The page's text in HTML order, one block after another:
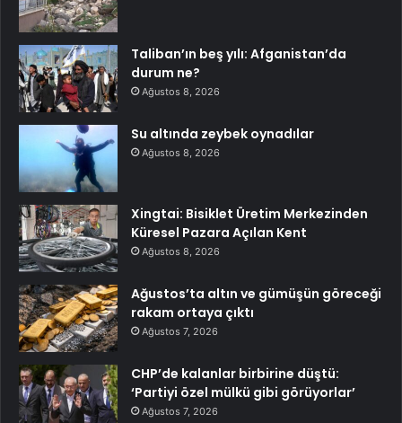
Taliban’ın beş yılı: Afganistan’da
durum ne?
Ağustos 8, 2026
Su altında zeybek oynadılar
Ağustos 8, 2026
Xingtai: Bisiklet Üretim Merkezinden
Küresel Pazara Açılan Kent
Ağustos 8, 2026
Ağustos’ta altın ve gümüşün göreceği
rakam ortaya çıktı
Ağustos 7, 2026
CHP’de kalanlar birbirine düştü:
‘Partiyi özel mülkü gibi görüyorlar’
Ağustos 7, 2026